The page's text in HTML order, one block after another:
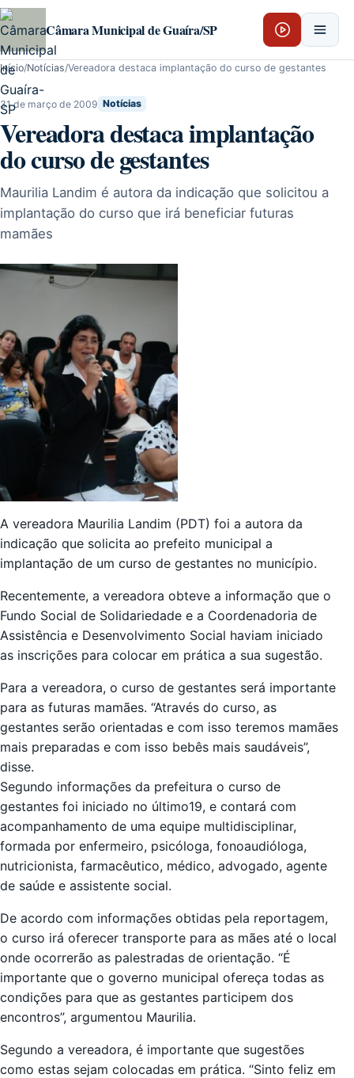
Pular para o conteúdo
Câmara Municipal de Guaíra/SP
Início/Notícias/Vereadora destaca implantação do curso de gestantes
31 de março de 2009 Notícias
Vereadora destaca implantação
do curso de gestantes
Maurilia Landim é autora da indicação que solicitou a
implantação do curso que irá beneficiar futuras
mamães
A vereadora Maurilia Landim (PDT) foi a autora da
indicação que solicita ao prefeito municipal a
implantação de um curso de gestantes no município.
Recentemente, a vereadora obteve a informação que o
Fundo Social de Solidariedade e a Coordenadoria de
Assistência e Desenvolvimento Social haviam iniciado
as inscrições para colocar em prática a sua sugestão.
Para a vereadora, o curso de gestantes será importante
para as futuras mamães. “Através do curso, as
gestantes serão orientadas e com isso teremos mamães
mais preparadas e com isso bebês mais saudáveis”,
disse.
Segundo informações da prefeitura o curso de
gestantes foi iniciado no último19, e contará com
acompanhamento de uma equipe multidisciplinar,
formada por enfermeiro, psicóloga, fonoaudióloga,
nutricionista, farmacêutico, médico, advogado, agente
de saúde e assistente social.
De acordo com informações obtidas pela reportagem,
o curso irá oferecer transporte para as mães até o local
onde ocorrerão as palestradas de orientação. “É
importante que o governo municipal ofereça todas as
condições para que as gestantes participem dos
encontros”, argumentou Maurilia.
Segundo a vereadora, é importante que sugestões
como estas sejam colocadas em prática. “Sinto feliz em